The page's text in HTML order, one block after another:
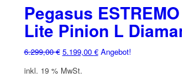
Pegasus
Lite Pinion L
6.299,00€ Ursprünglicher
5.199,00 €Aktueller
Angebot!
inkl. 19 % MwSt.